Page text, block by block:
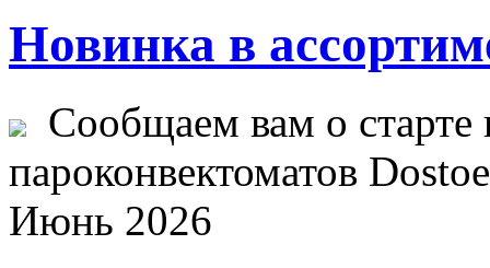
Новинка в
Сообщаем вам о старте
пароконвектоматов
Июнь 2026